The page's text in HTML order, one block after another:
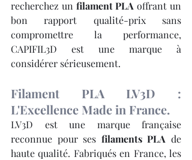
recherchez un filament PLA offrant un
bon rapport qualité-prix sans
compromettre la performance,
CAPIFIL3D est une marque à
considérer sérieusement.
Filament PLA LV3D :
L'Excellence Made in France.
LV3D est une marque française
reconnue pour ses filaments PLA de
haute qualité. Fabriqués en France, les